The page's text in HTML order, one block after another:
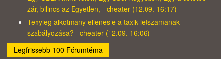
zár, bilincs az Egyetlen, - cheater (12.09. 16:17)
Tényleg alkotmány ellenes e a taxik létszámának
szabályozása? - cheater (12.09. 16:06)
Legfrissebb 100 Fórumtéma